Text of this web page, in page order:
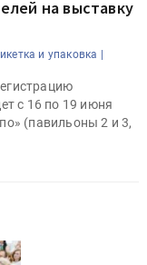
на выставку
и упаковка |
с 16 по 19 июня
(павильоны 2 и 3,